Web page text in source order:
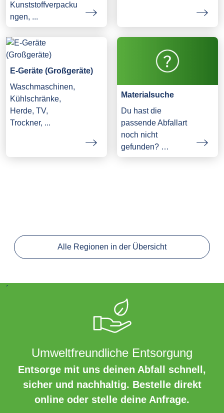
Kunststoffverpacku
ngen, ...
E-Geräte (Großgeräte)
Waschmaschinen,
Kühlschränke,
Herde, TV,
Trockner, ...
Materialsuche
Du hast die
passende Abfallart
noch nicht
gefunden? …
Alle Regionen in der Übersicht
´
Umweltfreundliche Entsorgung
Entsorge mit uns deinen Abfall schnell,
sicher und nachhaltig. Bestelle direkt
online oder stelle deine Anfrage.